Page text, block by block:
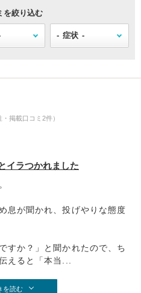
を絞り込む
掲載口コミ2件）
イラつかれました
息が聞かれ、投げやりな態度
すか？」と聞かれたので、ち
えると「本当...
を読む